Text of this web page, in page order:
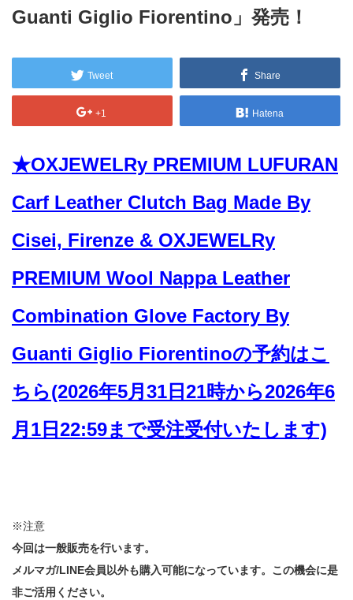
Guanti Giglio Fiorentino」発売！
Tweet Share
+1 Hatena
★OXJEWELRy PREMIUM LUFURAN
Carf Leather Clutch Bag Made By
Cisei, Firenze & OXJEWELRy
PREMIUM Wool Nappa Leather
Combination Glove Factory By
Guanti Giglio Fiorentinoの予約はこ
ちら(2026年5月31日21時から2026年6
月1日22:59まで受注受付いたします)
※注意
今回は一般販売を行います。
メルマガ/LINE会員以外も購入可能になっています。この機会に是
非ご活用ください。